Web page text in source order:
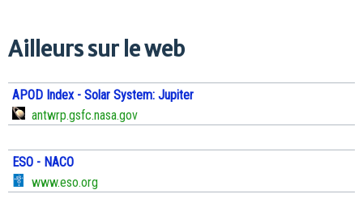
Ailleurs sur le web
APOD Index - Solar System: Jupiter
antwrp.gsfc.nasa.gov
ESO - NACO
www.eso.org